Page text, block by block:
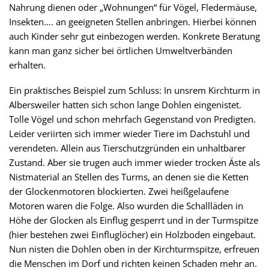
Nahrung dienen oder „Wohnungen“ für Vögel, Fledermäuse,
Insekten…. an geeigneten Stellen anbringen. Hierbei können
auch Kinder sehr gut einbezogen werden. Konkrete Beratung
kann man ganz sicher bei örtlichen Umweltverbänden
erhalten.
Ein praktisches Beispiel zum Schluss: In unsrem Kirchturm in
Albersweiler hatten sich schon lange Dohlen eingenistet.
Tolle Vögel und schon mehrfach Gegenstand von Predigten.
Leider veriirten sich immer wieder Tiere im Dachstuhl und
verendeten. Allein aus Tierschutzgründen ein unhaltbarer
Zustand. Aber sie trugen auch immer wieder trocken Äste als
Nistmaterial an Stellen des Turms, an denen sie die Ketten
der Glockenmotoren blockierten. Zwei heißgelaufene
Motoren waren die Folge. Also wurden die Schallläden in
Höhe der Glocken als Einflug gesperrt und in der Turmspitze
(hier bestehen zwei Einfluglöcher) ein Holzboden eingebaut.
Nun nisten die Dohlen oben in der Kirchturmspitze, erfreuen
die Menschen im Dorf und richten keinen Schaden mehr an.